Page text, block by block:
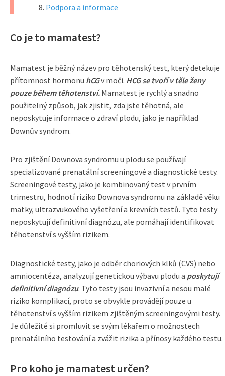
Podpora a informace
Co je to mamatest?
Mamatest je běžný název pro těhotenský test, který detekuje
přítomnost hormonu hCGv moči. HCG se tvoří v těle ženy
pouze během těhotenství. Mamatest je rychlý a snadno
použitelný způsob, jak zjistit, zda jste těhotná, ale
neposkytuje informace o zdraví plodu, jako je například
Downův syndrom.
Pro zjištění Downova syndromu u plodu se používají
specializované prenatální screeningové a diagnostické testy.
Screeningové testy, jako je kombinovaný test v prvním
trimestru, hodnotí riziko Downova syndromu na základě věku
matky, ultrazvukového vyšetření a krevních testů. Tyto testy
neposkytují definitivní diagnózu, ale pomáhají identifikovat
těhotenství s vyšším rizikem.
Diagnostické testy, jako je odběr choriových klků (CVS) nebo
amniocentéza, analyzují genetickou výbavu plodu a poskytují
definitivní diagnózu. Tyto testy jsou invazivní a nesou malé
riziko komplikací, proto se obvykle provádějí pouze u
těhotenství s vyšším rizikem zjištěným screeningovými testy.
Je důležité si promluvit se svým lékařem o možnostech
prenatálního testování a zvážit rizika a přínosy každého testu.
Pro koho je mamatest určen?